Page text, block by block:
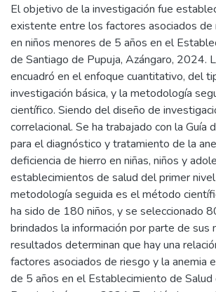
El objetivo de la investigación fue
existente entre los factores asociados de
en niños menores de 5 años en el
de Santiago de Pupuja, Azángaro, 2024.
encuadró en el enfoque cuantitativo, del
investigación básica, y la metodología
científico. Siendo del diseño de
correlacional. Se ha trabajado con la Guía
para el diagnóstico y tratamiento de la
deficiencia de hierro en niñas, niños y
establecimientos de salud del primer
metodología seguida es el método
ha sido de 180 niños, y se seleccionado
brindados la información por parte de sus
resultados determinan que hay una
factores asociados de riesgo y la anemia
de 5 años en el Establecimiento de Salud